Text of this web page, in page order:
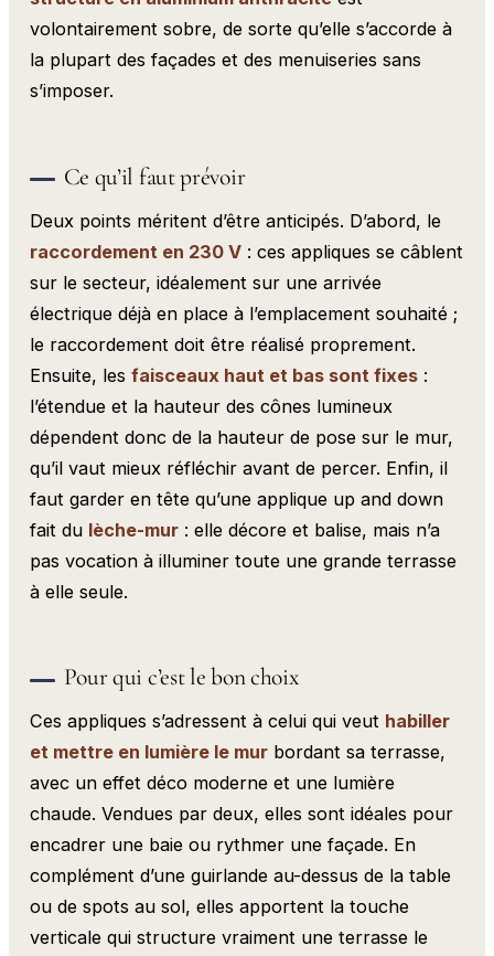
volontairement sobre, de sorte qu’elle s’accorde à
la plupart des façades et des menuiseries sans
s’imposer.
Ce qu’il faut prévoir
Deux points méritent d’être anticipés. D’abord, le
raccordement en 230 V : ces appliques se câblent
sur le secteur, idéalement sur une arrivée
électrique déjà en place à l’emplacement souhaité ;
le raccordement doit être réalisé proprement.
Ensuite, lesfaisceaux haut et bas sont fixes :
l’étendue et la hauteur des cônes lumineux
dépendent donc de la hauteur de pose sur le mur,
qu’il vaut mieux réfléchir avant de percer. Enfin, il
faut garder en tête qu’une applique up and down
fait du lèche-mur : elle décore et balise, mais n’a
pas vocation à illuminer toute une grande terrasse
à elle seule.
Pour qui c’est le bon choix
Ces appliques s’adressent à celui qui veut habiller
et mettre en lumière le mur bordant sa terrasse,
avec un effet déco moderne et une lumière
chaude. Vendues par deux, elles sont idéales pour
encadrer une baie ou rythmer une façade. En
complément d’une guirlande au-dessus de la table
ou de spots au sol, elles apportent la touche
verticale qui structure vraiment une terrasse le